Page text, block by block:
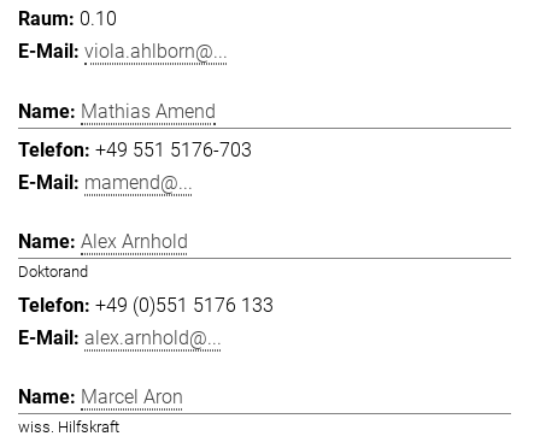
0.10
viola.ahlborn@...
Mathias Amend
+49 551 5176-703
mamend@...
Alex Arnhold
Doktorand
+49 (0)551 5176 133
alex.arnhold@...
Marcel Aron
wiss. Hilfskraft